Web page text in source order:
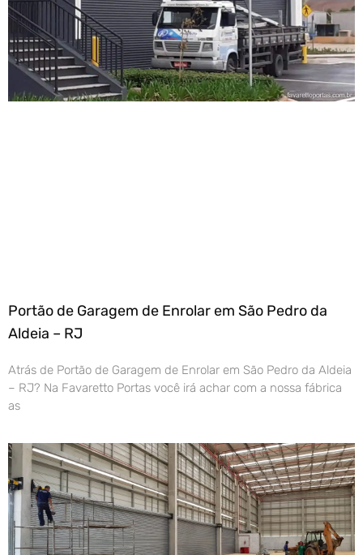
Portão de Garagem de Enrolar em São Pedro da
Aldeia – RJ
Atrás de Portão de Garagem de Enrolar em São Pedro da Aldeia
– RJ? Na Favaretto Portas você irá achar com a nossa fábrica
as